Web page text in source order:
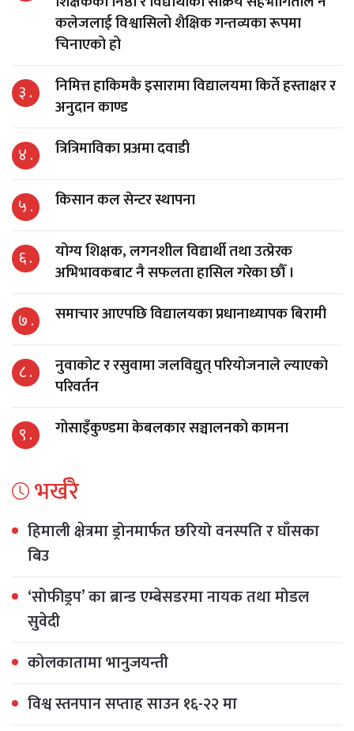
कलेजलाई विश्वासिलो शैक्षिक गन्तव्यका रूपमा
चिनाएको हो
३ .
निमित्त हाकिमकै इसारामा विद्यालयमा किर्ते हस्ताक्षर र
अनुदान काण्ड
४ . त्रित्रिमाविका प्रअमा दवाडी
५ . किसान कल सेन्टर स्थापना
६ .
योग्य शिक्षक, लगनशील विद्यार्थी तथा उत्प्रेरक
अभिभावकबाट नै सफलता हासिल गरेका छौँ ।
७ . समाचार आएपछि विद्यालयका प्रधानाध्यापक बिरामी
८ .
नुवाकोट र रसुवामा जलविद्युत् परियोजनाले ल्याएको
परिवर्तन
९ . गोसाइँकुण्डमा केबलकार सञ्चालनको कामना
भर्खरै
हिमाली क्षेत्रमा ड्रोनमार्फत छरियो वनस्पति र घाँसका
बिउ
‘सोफीड्रप’ का ब्रान्ड एम्बेसडरमा नायक तथा मोडल
सुवेदी
कोलकातामा भानुजयन्ती
विश्व स्तनपान सप्ताह साउन १६-२२ मा